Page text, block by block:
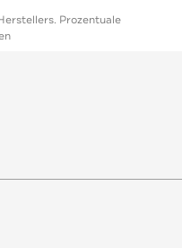
Prozentuale